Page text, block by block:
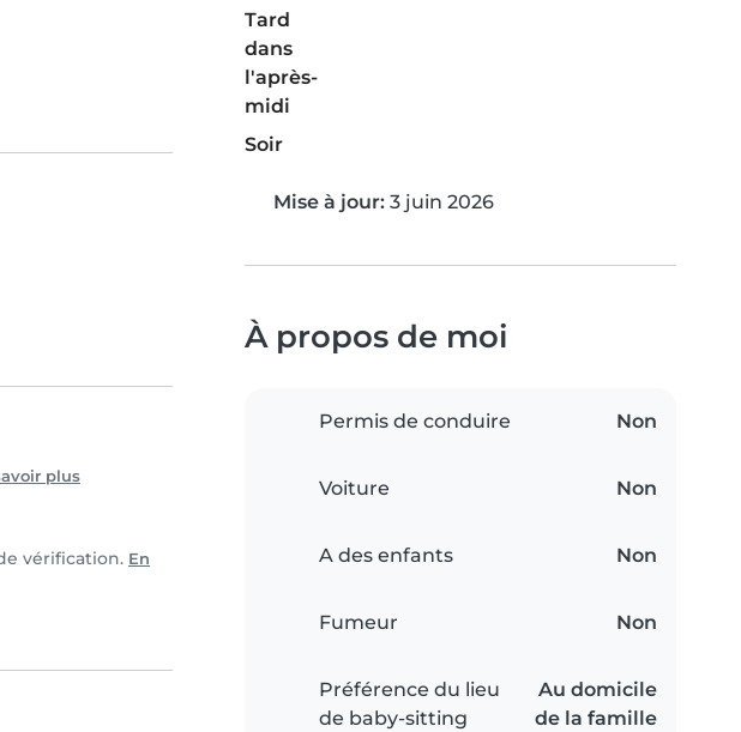
plus
vérification. En
Tard
dans
l'après-
midi
Soir
Mise à jour: 3 juin 2026
À propos de moi
Permis de conduire Non
Voiture Non
A des enfants Non
Fumeur Non
Préférence du lieu
de baby-sitting
Au domicile
de la famille